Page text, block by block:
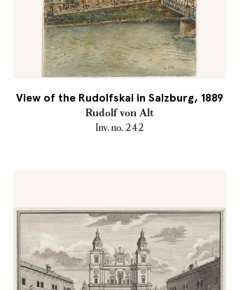
View of the Rudolfskai in Salzburg, 1889
Rudolf von Alt
Inv. no. 242